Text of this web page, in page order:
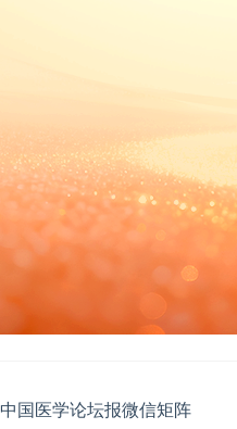
中国医学论坛报微信矩阵